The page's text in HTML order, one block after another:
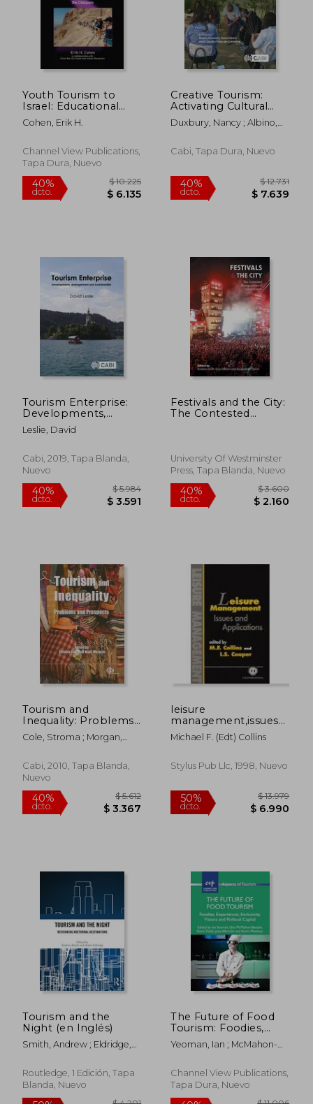
dcto. $ 6.481 dcto.
Youth Tourism to
Israel: Educational
Experiences of the
Diaspora (en Inglés)
Cohen, Erik H.
Channel View Publications,
Tapa Dura, Nuevo
40%
dcto. $ 6.135
Creative Tourism:
Activating Cultural
Resources and
Engaging Creative
Duxbury, Nancy ; Albino,
Pato
Cabi, Tapa Dura, Nuevo
40%
dcto. $
Tourism Enterprise:
Developments,
Management and
Sustainability (en
Leslie, David
Cabi, 2019, Tapa Blanda,
Nuevo
Festivals and the City:
The Contested
University Of Westminster
Press, Tapa Blanda, Nuevo
Tourism and
Inequality: Problems
and Prospects (en
Inglés)
Cole, Stroma ; Morgan,
Cabi, 2010, Tapa Blanda,
Nuevo
leisure
management,issues
and applications
Michael F. (edt) Collins
Stylus Pub Llc, 1998, Nuevo
Tourism and the
Night (en Inglés)
Smith, Andrew ; Eldridge,
Routledge, 1 Edición, Tapa
Blanda, Nuevo
The Future of Food
Tourism: Foodies,
Experiences,
Exclusivity, Visions
(en Inglés)
Yeoman, Ian ; McMahon-
Channel View Publications,
Tapa Dura, Nuevo